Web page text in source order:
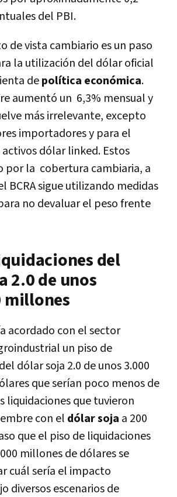
del PBI.
de vista cambiario es un paso
la utilización del dólar oficial
depolítica económica.
aumentó un 6,3% mensual y
más irrelevante, excepto
importadores y para el
activos dólar linked. Estos
por la cobertura cambiaria, a
BCRA sigue utilizando medidas
no devaluar el peso frente
del
2.0 de unos
millones
acordado con el sector
un piso de
dólar soja 2.0 de unos 3.000
que serían poco menos de
liquidaciones que tuvieron
con el dólar soja a 200
que el piso de liquidaciones
millones de dólares se
cuál sería el impacto
diversos escenarios de